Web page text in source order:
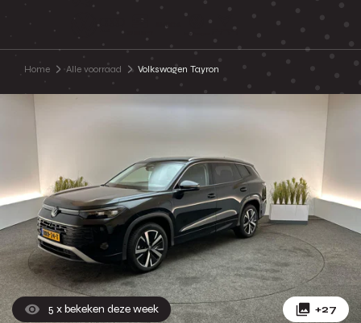
Home Alle voorraad Volkswagen Tayron
5 x bekeken deze week +27